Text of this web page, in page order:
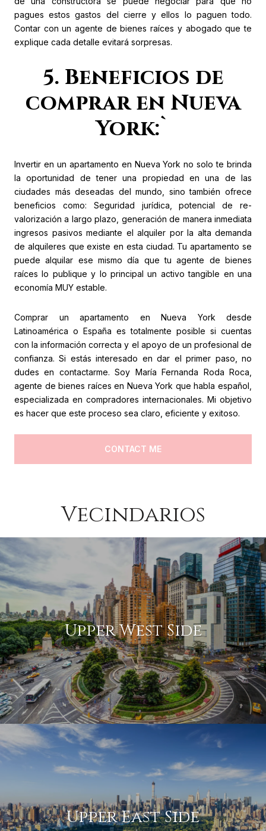
pagues estos gastos del cierre y ellos lo paguen todo.
Contar con un agente de bienes raíces y abogado que te
explique cada detalle evitará sorpresas.
5. Beneficios de
comprar en Nueva
York:`
Invertir en un apartamento en Nueva York no solo te brinda
la oportunidad de tener una propiedad en una de las
ciudades más deseadas del mundo, sino también ofrece
beneficios como: Seguridad jurídica, potencial de re-
valorización a largo plazo, generación de manera inmediata
ingresos pasivos mediante el alquiler por la alta demanda
de alquileres que existe en esta ciudad. Tu apartamento se
puede alquilar ese mismo día que tu agente de bienes
raíces lo publique y lo principal un activo tangible en una
economía MUY estable.
Comprar un apartamento en Nueva York desde
Latinoamérica o España es totalmente posible si cuentas
con la información correcta y el apoyo de un profesional de
confianza. Si estás interesado en dar el primer paso, no
dudes en contactarme. Soy María Fernanda Roda Roca,
agente de bienes raíces en Nueva York que habla español,
especializada en compradores internacionales. Mi objetivo
es hacer que este proceso sea claro, eficiente y exitoso.
CONTACT ME
Vecindarios
Upper West Side
Upper East Side